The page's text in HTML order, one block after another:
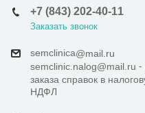
+7 (843) 202-40-11
Заказать звонок
semclinica@mail.ru
semclinic.nalog@mail.ru -
заказа справок в
НДФЛ